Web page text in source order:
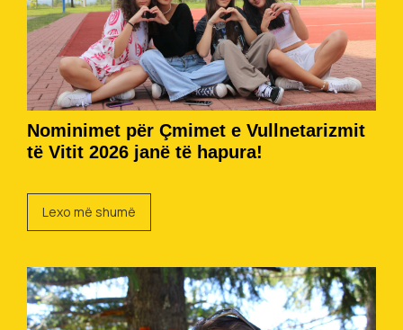
Nominimet për Çmimet e Vullnetarizmit
të Vitit 2026 janë të hapura!
Lexo më shumë